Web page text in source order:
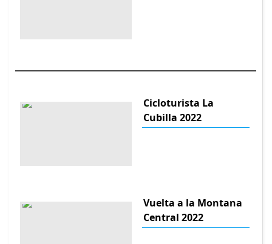
Cicloturista La
Cubilla 2022
Vuelta a la Montana
Central 2022